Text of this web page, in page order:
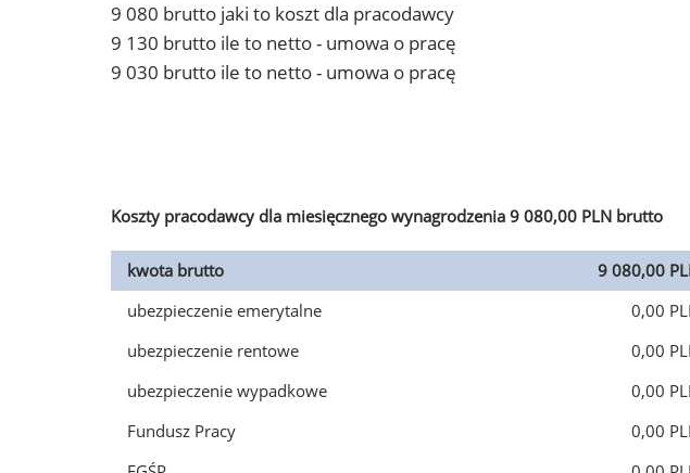
9 080 brutto jaki to koszt dla pracodawcy
9 130 brutto ile to netto - umowa o pracę
9 030 brutto ile to netto - umowa o pracę
Koszty pracodawcy dla miesięcznego wynagrodzenia 9 080,00 PLN brutto
kwota brutto
9 080,00
ubezpieczenie emerytalne
0,00
ubezpieczenie rentowe
0,00
ubezpieczenie wypadkowe
0,00
Fundusz Pracy
0,00